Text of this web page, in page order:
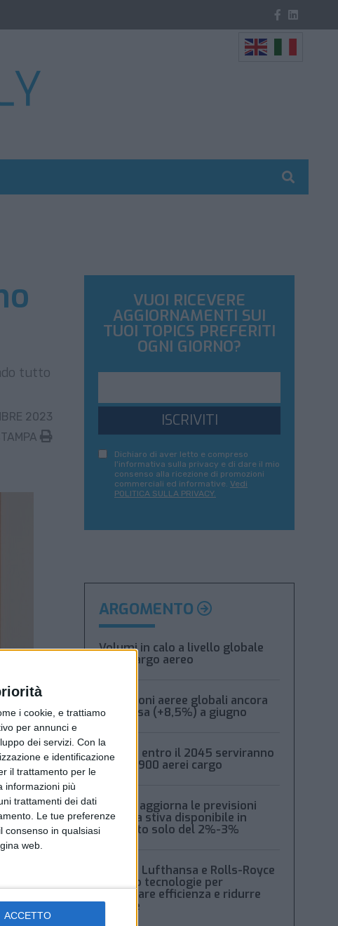
i cookie, e trattiamo
per annunci e
dei servizi. Con la
e identificazione
il trattamento per le
informazioni più
trattamenti dei dati
Le tue preferenze
consenso in qualsiasi
web.
ACCETTO
tutto
2023
VUOI RICEVERE
AGGIORNAMENTI SUI
TUOI TOPICS PREFERITI
OGNI GIORNO?
ISCRIVITI
Dichiaro di aver letto e compreso
l'informativa sulla privacy e di dare il mio
consenso alla ricezione di promozioni
commerciali ed informative. Vedi
POLITICA SULLA PRIVACY.
ARGOMENTO
Volumi in calo a livello globale
per il cargo aereo
Spedizioni aeree globali ancora
in ripresa (+8,5%) a giugno
Boeing: entro il 2045 serviranno
oltre 2.900 aerei cargo
Xeneta aggiorna le previsioni
2026: la stiva disponibile in
aumento solo del 2%-3%
Boeing, Lufthansa e Rolls-Royce
testano tecnologie per
migliorare efficienza e ridurre
rumore